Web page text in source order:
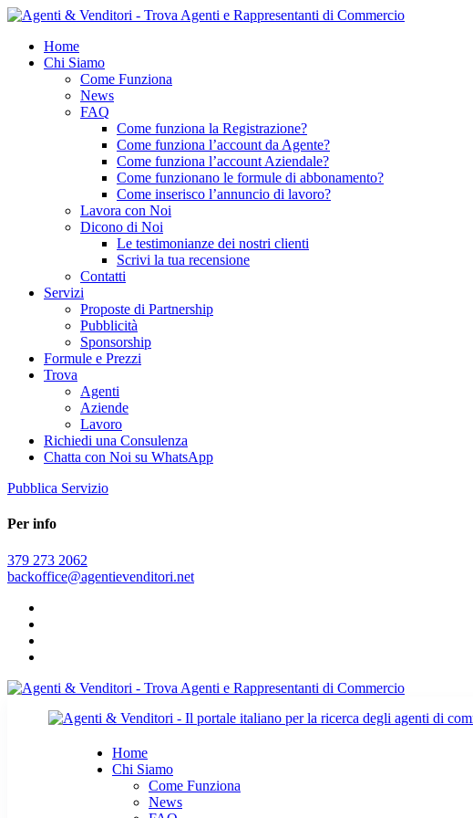
Home
Chi Siamo
Come Funziona
News
FAQ
Come funziona la Registrazione?
Come funziona l’account da Agente?
Come funziona l’account Aziendale?
Come funzionano le formule di abbonamento?
Come inserisco l’annuncio di lavoro?
Lavora con Noi
Dicono di Noi
Le testimonianze dei nostri clienti
Scrivi la tua recensione
Contatti
Servizi
Proposte di Partnership
Pubblicità
Sponsorship
Formule e Prezzi
Trova
Agenti
Aziende
Lavoro
Richiedi una Consulenza
Chatta con Noi su WhatsApp
Pubblica Servizio
Per info
379 273 2062
backoffice@agentievenditori.net
Home
Chi Siamo
Come Funziona
News